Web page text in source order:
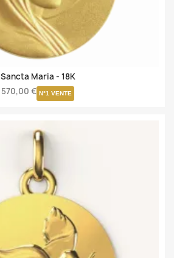
Sancta Maria - 18K
570,00 € N°1 VENTE